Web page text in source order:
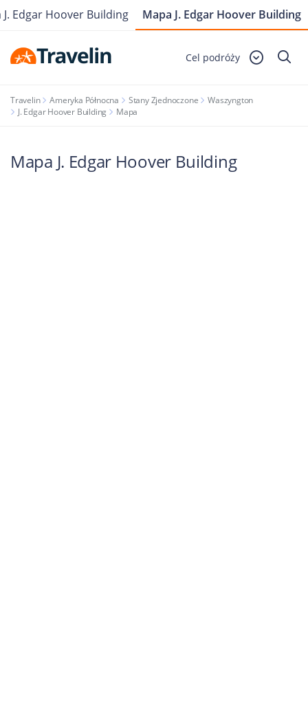
Cel podróży
Travelin Ameryka Północna Stany Zjednoczone
Waszyngton
J. Edgar Hoover Building
Mapa
J. Edgar Hoover Building Mapa J. Edgar Hoover Building
Mapa J. Edgar Hoover Building